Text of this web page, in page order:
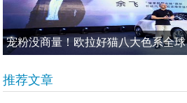
宠粉没商量！欧拉好猫八大色系全球
推荐文章